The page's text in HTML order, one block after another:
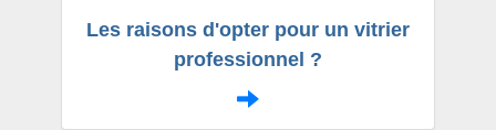
Les raisons d'opter pour un vitrier
professionnel ?